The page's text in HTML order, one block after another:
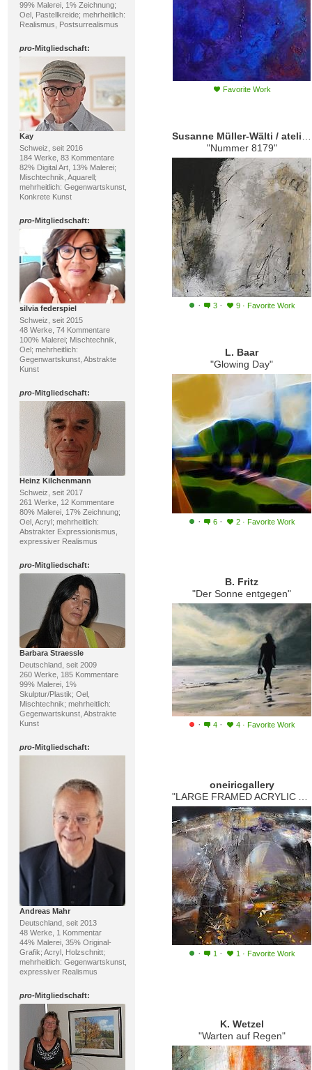
99% Malerei, 1% Zeichnung;
Oel, Pastellkreide; mehrheitlich:
Realismus, Postsurrealismus
pro-Mitgliedschaft:
Kay
Schweiz, seit 2016
184 Werke, 83 Kommentare
82% Digital Art, 13% Malerei;
Mischtechnik, Aquarell;
mehrheitlich: Gegenwartskunst,
Konkrete Kunst
pro-Mitgliedschaft:
silvia federspiel
Schweiz, seit 2015
48 Werke, 74 Kommentare
100% Malerei; Mischtechnik,
Oel; mehrheitlich:
Gegenwartskunst, Abstrakte
Kunst
pro-Mitgliedschaft:
Heinz Kilchenmann
Schweiz, seit 2017
261 Werke, 12 Kommentare
80% Malerei, 17% Zeichnung;
Oel, Acryl; mehrheitlich:
Abstrakter Expressionismus,
expressiver Realismus
pro-Mitgliedschaft:
Barbara Straessle
Deutschland, seit 2009
260 Werke, 185 Kommentare
99% Malerei, 1%
Skulptur/Plastik; Oel,
Mischtechnik; mehrheitlich:
Gegenwartskunst, Abstrakte
Kunst
pro-Mitgliedschaft:
Andreas Mahr
Deutschland, seit 2013
48 Werke, 1 Kommentar
44% Malerei, 35% Original-
Grafik; Acryl, Holzschnitt;
mehrheitlich: Gegenwartskunst,
expressiver Realismus
pro-Mitgliedschaft:
Favorite Work
"Nummer 8179"
· 3 · 9 · Favorite Work
L. Baar
"Glowing Day"
· 6 · 2 · Favorite Work
B. Fritz
"Der Sonne entgegen"
· 4 · 4 · Favorite Work
oneiricgallery
"LARGE FRAMED ACRYLIC ABSTRACT LANDSCAPE MINDSCAPE LIGHTSCAPE THE NIGHT SECRET GARDENS BY O KLOSKA"
· 1 · 1 · Favorite Work
K. Wetzel
"Warten auf Regen"